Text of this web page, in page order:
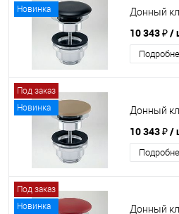
Новинка
Донный
10 343 ₽/
Под заказ
Новинка
Донный
10 343 ₽/
Под заказ
Новинка
Донный